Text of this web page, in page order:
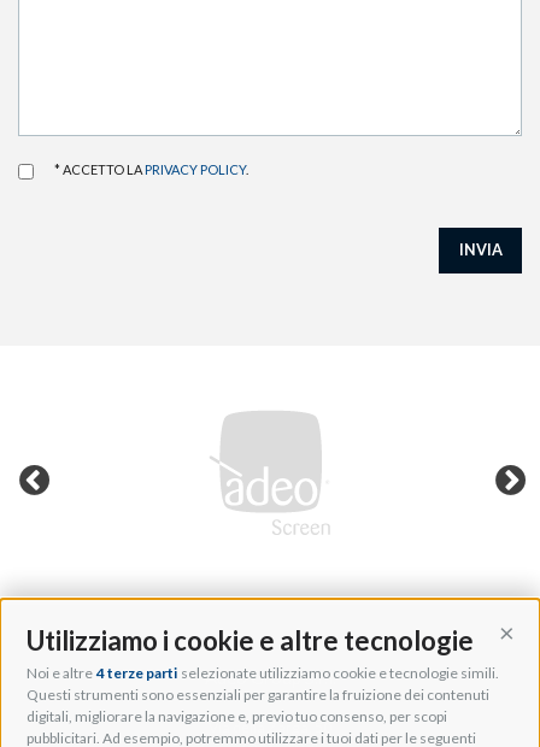
Utilizziamo i cookie e altre tecnologie
Noi e altre 4 terze parti selezionate utilizziamo cookie e tecnologie simili.
Questi strumenti sono essenziali per garantire la fruizione dei contenuti
digitali, migliorare la navigazione e, previo tuo consenso, per scopi
pubblicitari. Ad esempio, potremmo utilizzare i tuoi dati per le seguenti
* ACCETTO LA PRIVACY POLICY.
INVIA
Adeo Group S.r.l.
Via della Zarga, 50